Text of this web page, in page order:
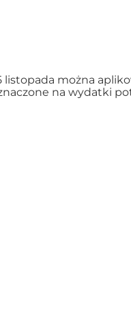
listopada można
na wydatki